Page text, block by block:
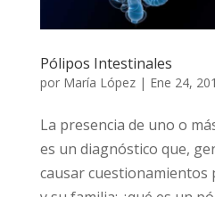
Pólipos Intestinales
por María López| Ene 24,
La presencia de uno o
es un diagnóstico que,
causar cuestionamientos